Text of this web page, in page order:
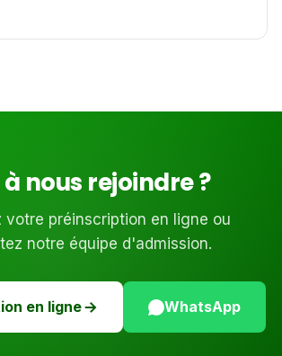
nous rejoindre ?
votre préinscription en ligne ou
notre équipe d'admission.
en ligne WhatsApp